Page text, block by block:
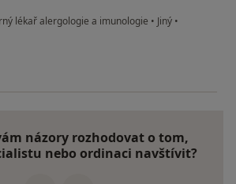
lékař alergologie a imunologie • Jiný •
Pet.
názory rozhodovat o tom,
nebo ordinaci navštívit?